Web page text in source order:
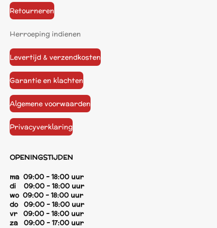
Retourneren
Herroeping indienen
Levertijd & verzendkosten
Garantie en klachten
Algemene voorwaarden
Privacyverklaring
OPENINGSTIJDEN
ma 09:00 - 18:00 uur
di 09:00 - 18:00 uur
wo 09:00 - 18:00 uur
do 09:00 - 18:00 uur
vr 09:00 - 18:00 uur
za 09:00 - 17:00 uur